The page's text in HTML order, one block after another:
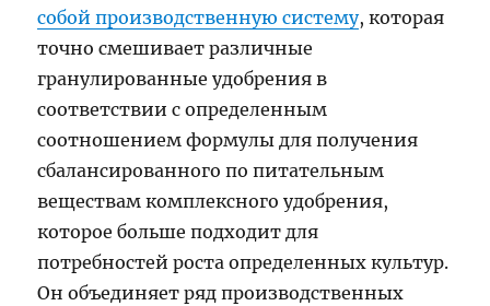
собой производственную систему, которая
точно смешивает различные
гранулированные удобрения в
соответствии с определенным
соотношением формулы для получения
сбалансированного по питательным
веществам комплексного удобрения,
которое больше подходит для
потребностей роста определенных культур.
Он объединяет ряд производственных